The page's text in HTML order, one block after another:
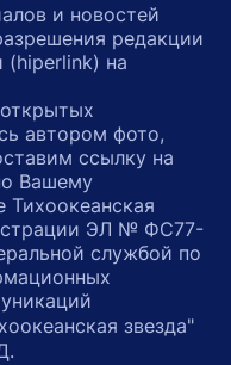
и новостей
редакции
(hiperlink) на
автором фото,
ссылку на
Вашему
Тихоокеанская
ЭЛ № ФС77-
службой по
звезда"